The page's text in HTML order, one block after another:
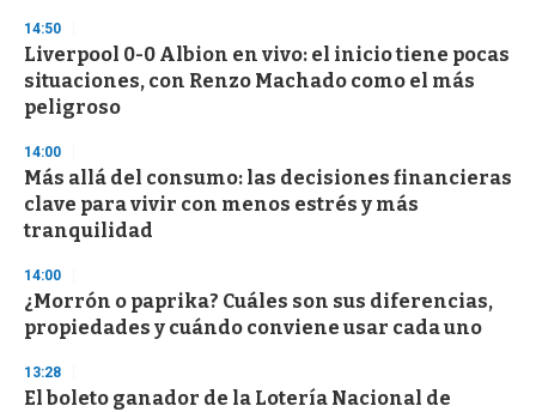
s
e
c
o
n
d
14:50
Liverpool 0-0 Albion en vivo: el inicio tiene pocas
situaciones, con Renzo Machado como el más
peligroso
14:00
Más allá del consumo: las decisiones financieras
clave para vivir con menos estrés y más
tranquilidad
14:00
¿Morrón o paprika? Cuáles son sus diferencias,
propiedades y cuándo conviene usar cada uno
13:28
El boleto ganador de la Lotería Nacional de